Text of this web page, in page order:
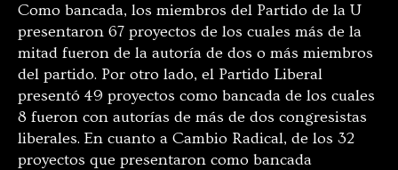
Como bancada, los miembros del Partido de la U
presentaron 67 proyectos de los cuales más de la
mitad fueron de la autoría de dos o más miembros
del partido. Por otro lado, el Partido Liberal
presentó 49 proyectos como bancada de los cuales
8 fueron con autorías de más de dos congresistas
liberales. En cuanto a Cambio Radical, de los 32
proyectos que presentaron como bancada